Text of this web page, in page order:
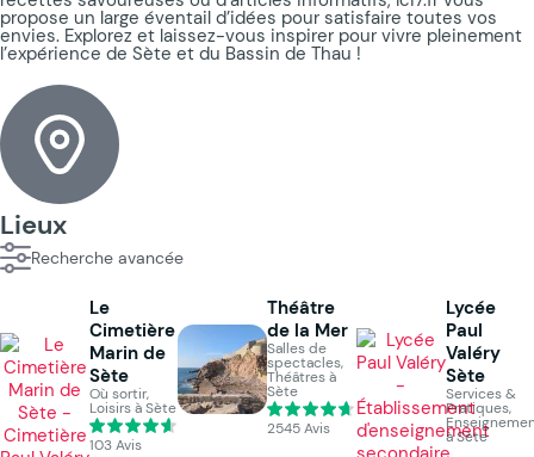
propose un large éventail d’idées pour satisfaire toutes vos
envies. Explorez et laissez-vous inspirer pour vivre pleinement
l’expérience de Sète et du Bassin de Thau !
Lieux
Recherche avancée
Le
Cimetière
Marin de
Sète
Où sortir,
Loisirs à Sète
103 Avis
Théâtre
de la Mer
Salles de
spectacles,
Théâtres à
Sète
2545 Avis
Lycée
Paul
Valéry
Sète
Services &
Pratiques,
à Sète